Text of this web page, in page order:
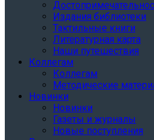
Издания библиотеки
Тактильные книги
Литературная карта
Наши путешествия
Коллегам
Коллегам
Методические
Новинки
Новинки
Газеты и журналы
Новые поступления